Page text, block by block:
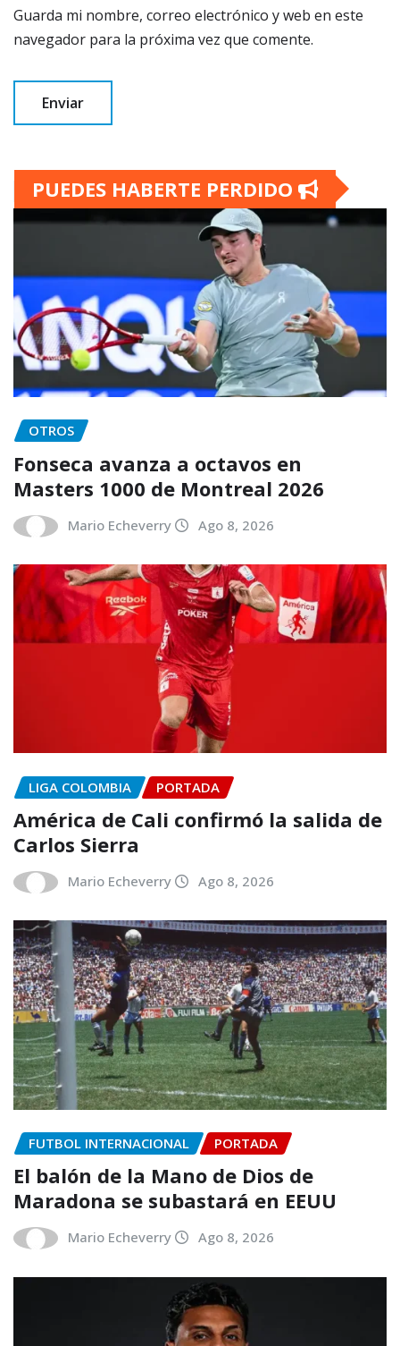
Guarda mi nombre, correo electrónico y web en este
navegador para la próxima vez que comente.
PUEDES HABERTE PERDIDO
OTROS
Fonseca avanza a octavos en
Masters 1000 de Montreal 2026
Mario Echeverry Ago 8, 2026
LIGA COLOMBIA PORTADA
América de Cali confirmó la salida de
Carlos Sierra
Mario Echeverry Ago 8, 2026
FUTBOL INTERNACIONAL PORTADA
El balón de la Mano de Dios de
Maradona se subastará en EEUU
Mario Echeverry Ago 8, 2026